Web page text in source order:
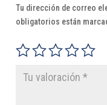
Tu dirección de correo
obligatorios están